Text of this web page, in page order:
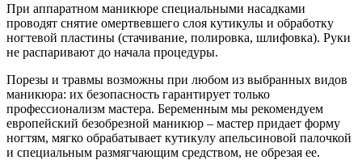
При аппаратном маникюре специальными насадками
проводят снятие омертвевшего слоя кутикулы и обработку
ногтевой пластины (стачивание, полировка, шлифовка). Руки
не распаривают до начала процедуры.
Порезы и травмы возможны при любом из выбранных видов
маникюра: их безопасность гарантирует только
профессионализм мастера. Беременным мы рекомендуем
европейский безобрезной маникюр – мастер придает форму
ногтям, мягко обрабатывает кутикулу апельсиновой палочкой
и специальным размягчающим средством, не обрезая ее.